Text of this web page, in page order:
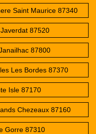
Saint Maurice 87340
87520
87800
Les Bordes 87370
Isle 87170
Chezeaux 87160
Gorre 87310